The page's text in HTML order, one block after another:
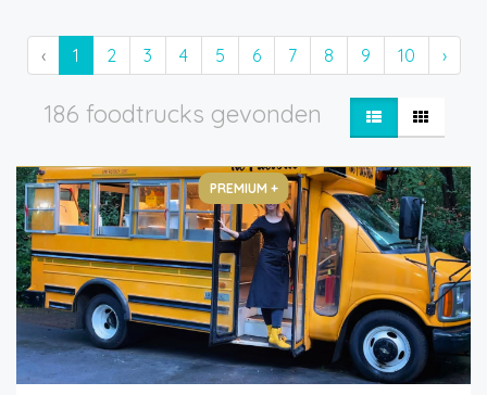
‹ 1 2 3 4 5 6 7 8 9 10 ›
186 foodtrucks gevonden
PREMIUM +